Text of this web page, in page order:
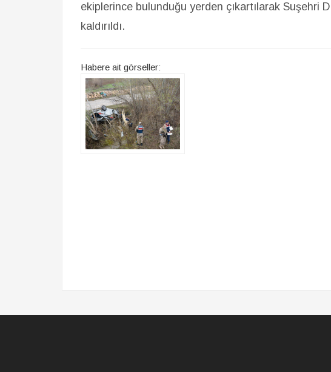
ekiplerince bulunduğu yerden çıkartılarak Suşehri
kaldırıldı.
Habere ait görseller: